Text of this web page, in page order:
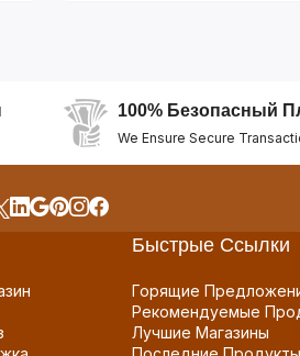
100% Безопасный
We Ensure Secure
Быстрые Ссылки
Горящие
Рекомендуемые
Лучшие Магазины